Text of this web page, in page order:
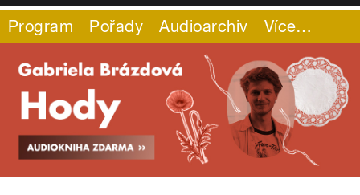
Program Pořady Audioarchiv Více…